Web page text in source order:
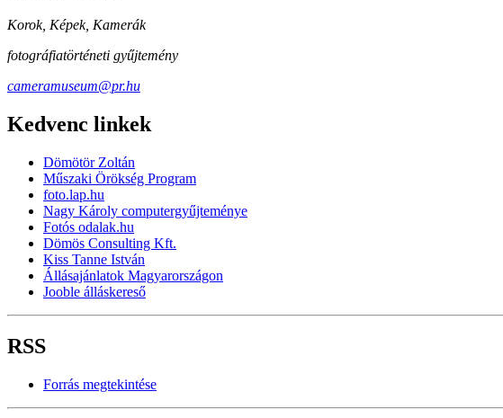
Korok, Képek, Kamerák
fotográfiatörténeti gyűjtemény
cameramuseum@pr.hu
Kedvenc linkek
Dömötör Zoltán
Műszaki Örökség Program
foto.lap.hu
Nagy Károly computergyűjteménye
Fotós odalak.hu
Dömös Consulting Kft.
Kiss Tanne István
Állásajánlatok Magyarországon
Jooble álláskereső
RSS
Forrás megtekintése